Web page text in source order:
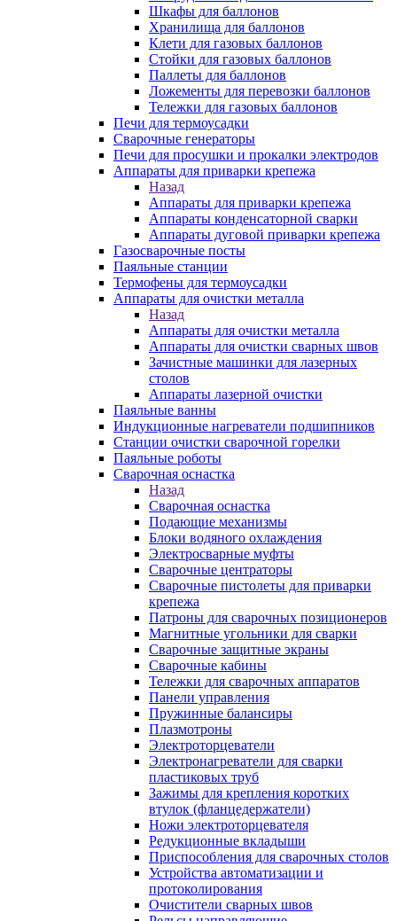
Шкафы для баллонов
Хранилища для баллонов
Клети для газовых баллонов
Стойки для газовых баллонов
Паллеты для баллонов
Ложементы для перевозки баллонов
Тележки для газовых баллонов
Печи для термоусадки
Сварочные генераторы
Печи для просушки и прокалки электродов
Аппараты для приварки крепежа
Назад
Аппараты для приварки крепежа
Аппараты конденсаторной сварки
Аппараты дуговой приварки крепежа
Газосварочные посты
Паяльные станции
Термофены для термоусадки
Аппараты для очистки металла
Назад
Аппараты для очистки металла
Аппараты для очистки сварных швов
Зачистные машинки для лазерных
столов
Аппараты лазерной очистки
Паяльные ванны
Индукционные нагреватели подшипников
Станции очистки сварочной горелки
Паяльные роботы
Сварочная оснастка
Назад
Сварочная оснастка
Подающие механизмы
Блоки водяного охлаждения
Электросварные муфты
Сварочные центраторы
Сварочные пистолеты для приварки
крепежа
Патроны для сварочных позиционеров
Магнитные угольники для сварки
Сварочные защитные экраны
Сварочные кабины
Тележки для сварочных аппаратов
Панели управления
Пружинные балансиры
Плазмотроны
Электроторцеватели
Электронагреватели для сварки
пластиковых труб
Зажимы для крепления коротких
втулок (фланцедержатели)
Ножи электроторцевателя
Редукционные вкладыши
Приспособления для сварочных столов
Устройства автоматизации и
протоколирования
Очистители сварных швов